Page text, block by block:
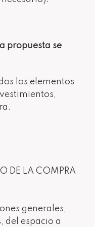
propuesta se
los elementos
DE LA COMPRA
generales,
del espacio a